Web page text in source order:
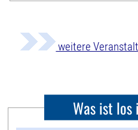
weitere
Was ist